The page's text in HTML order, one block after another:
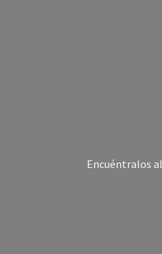
Encuéntralos al